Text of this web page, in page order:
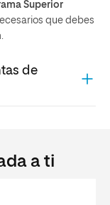
Superior
que debes
de
a ti